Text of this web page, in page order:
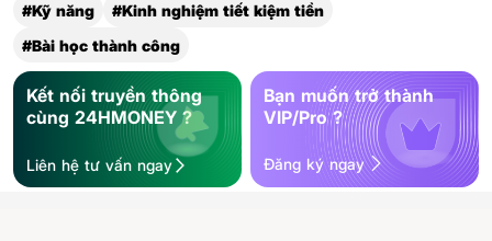
#Kỹ năng
#Kinh nghiệm tiết kiệm tiền
#Bài học thành công
Kết nối truyền thông
cùng 24HMONEY ?
Liên hệ tư vấn ngay
Bạn muốn trở thành
VIP/Pro ?
Đăng ký ngay